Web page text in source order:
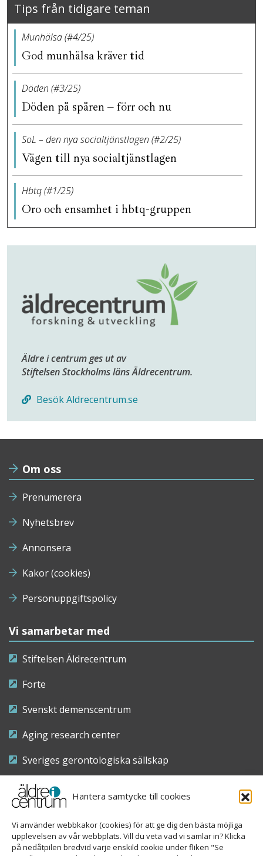
Hantera samtycke till cookies
Vi använder webbkakor (cookies) för att ge dig den bästa möjliga
upplevelsen av vår webbplats. Vill du veta vad vi samlar in? Klicka
på nedåtpilen bredvid varje enskild cookie under fliken "Se
Tips från tidigare teman
Munhälsa (#4/25)
God munhälsa kräver tid
Döden (#3/25)
Döden på spåren – förr och nu
SoL – den nya socialtjänstlagen (#2/25)
Vägen till nya socialtjänstlagen
Hbtq (#1/25)
Oro och ensamhet i hbtq-gruppen
Äldre i centrum ges ut av
Stiftelsen Stockholms läns Äldrecentrum.
Besök Aldrecentrum.se
Om oss
Prenumerera
Nyhetsbrev
Annonsera
Kakor (cookies)
Personuppgiftspolicy
Vi samarbetar med
Stiftelsen Äldrecentrum
Forte
Svenskt demenscentrum
Aging research center
Sveriges gerontologiska sällskap
Riksföreningen för sjuksköterskor inom äldre- och
demensvård
Nationellt kompetenscentrum anhöriga